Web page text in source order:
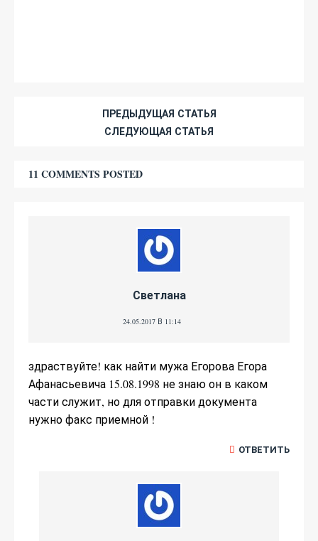
ПРЕДЫДУЩАЯ СТАТЬЯ
СЛЕДУЮЩАЯ СТАТЬЯ
11 COMMENTS POSTED
Светлана
24.05.2017 В 11:14
здраствуйте! как найти мужа Егорова Егора
Афанасьевича 15.08.1998 не знаю он в каком
части служит, но для отправки документа
нужно факс приемной !
ОТВЕТИТЬ